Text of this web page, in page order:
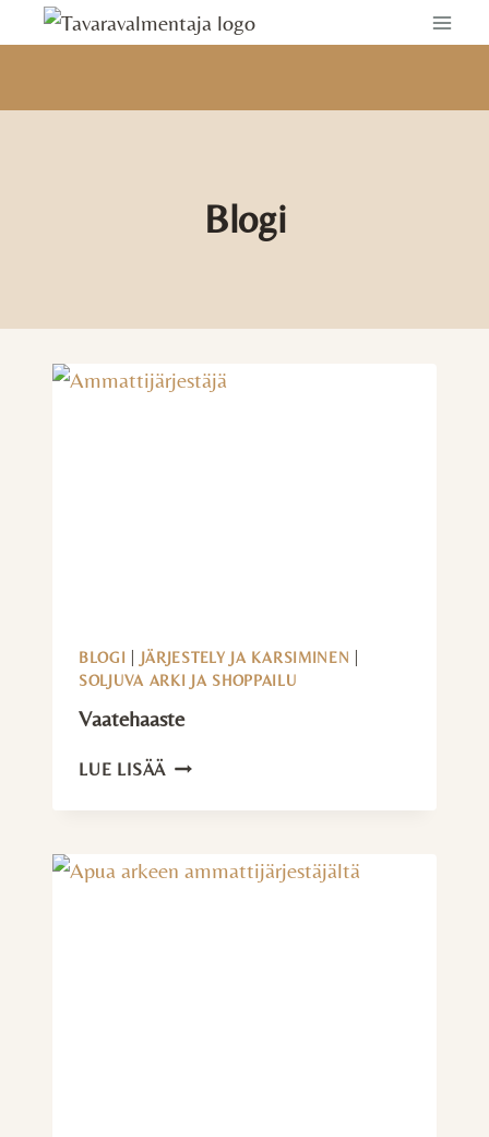
Siirry
sisältöön
Blogi
BLOGI JÄRJESTELY JA KARSIMINEN
SOLJUVA ARKI JA SHOPPAILU
Vaatehaaste
LUE LISÄÄ VAATEHAASTE